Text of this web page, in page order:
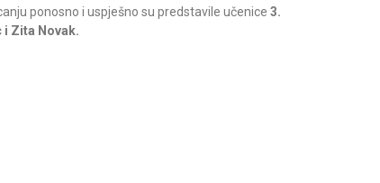
ponosno i uspješno su predstavile učenice3.
i Zita Novak.